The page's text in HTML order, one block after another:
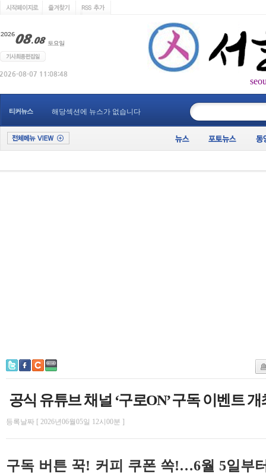
티커뉴스 해당섹션에 뉴스가 없습니다
공식 유튜브 채널 ‘구로ON’ 구독 이벤트 개
등록날짜 [ 2026년06월05일 12시00분 ]
구독 버튼 꾹! 커피 쿠폰 쏙!…6월 5일부